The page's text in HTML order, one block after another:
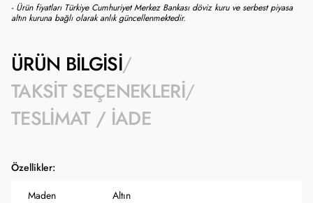
- Ürün fiyatları Türkiye Cumhuriyet Merkez Bankası döviz kuru ve serbest piyasa
altın kuruna bağlı olarak anlık güncellenmektedir.
ÜRÜN BILGISI
TAKSIT SEÇENEKLERI
TESLIMAT / İADE
Özellikler:
Maden Altın